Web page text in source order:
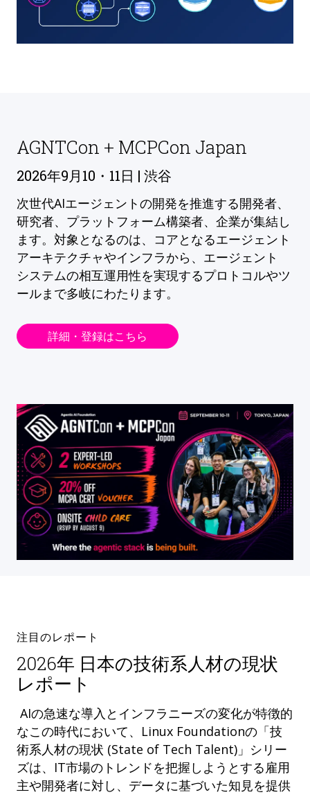
AGNTCon + MCPCon Japan
2026年9月10・11日 | 渋谷
次世代AIエージェントの開発を推進する開発者、
研究者、プラットフォーム構築者、企業が集結し
ます。対象となるのは、コアとなるエージェント
アーキテクチャやインフラから、エージェント
システムの相互運用性を実現するプロトコルやツ
ールまで多岐にわたります。
詳細・登録はこちら
注目のレポート
2026年 日本の技術系人材の現状
レポート
AIの急速な導入とインフラニーズの変化が特徴的
なこの時代において、Linux Foundationの「技
術系人材の現状 (State of Tech Talent)」シリー
ズは、IT市場のトレンドを把握しようとする雇用
主や開発者に対し、データに基づいた知見を提供